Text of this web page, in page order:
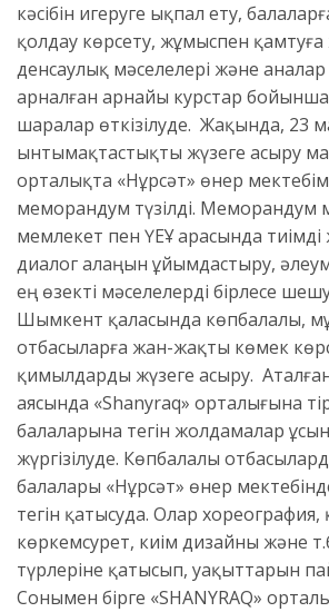
кәсібін игеруге ықпал ету,
қолдау көрсету, жұмыспен
денсаулық мәселелері және
арналған арнайы курстар бойынша
шаралар өткізілуде. Жақында, 23
ынтымақтастықты жүзеге асыру
орталықта «Нұрсәт» өнер
меморандум түзілді. Меморандум
мемлекет пен ҮЕҰ арасында тиімді
диалог алаңын ұйымдастыру,
ең өзекті мәселелерді бірлесе
Шымкент қаласында көпбалалы,
отбасыларға жан-жақты көмек
қимылдарды жүзеге асыру.
аясында «Shanyraq» орталығына
балаларына тегін жолдамалар
жүргізілуде. Көпбалалы
балалары «Нұрсәт» өнер
тегін қатысуда. Олар хореография,
көркемсурет, киім дизайны және
түрлеріне қатысып, уақыттарын
Сонымен бірге «SHANYRAQ»